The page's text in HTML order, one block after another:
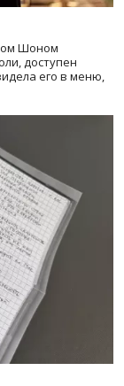
Шоном
доступен
его в меню,